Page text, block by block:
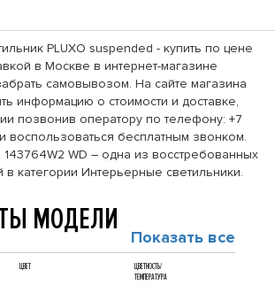
PLUXO suspended - купить по цене
в Москве в интернет-магазине
самовывозом. На сайте магазина
информацию о стоимости и доставке,
позвонив оператору по телефону: +7
воспользоваться бесплатным звонком.
143764W2 WD – одна из восстребованных
категории Интерьерные светильники.
МОДЕЛИ Показать все
ЦВЕТ
ЦВЕТНОСТЬ/
ТЕМПЕРАТУРА